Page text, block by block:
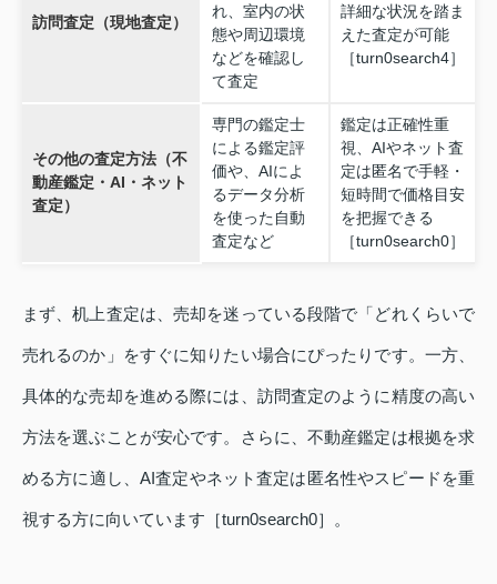
訪問査定（現地査定）
れ、室内の状
態や周辺環境
などを確認し
て査定
詳細な状況を踏ま
えた査定が可能
［turn0search4］
その他の査定方法（不
動産鑑定・AI・ネット
査定）
専門の鑑定士
による鑑定評
価や、AIによ
るデータ分析
を使った自動
査定など
鑑定は正確性重
視、AIやネット査
定は匿名で手軽・
短時間で価格目安
を把握できる
［turn0search0］
まず、机上査定は、売却を迷っている段階で「どれくらいで
売れるのか」をすぐに知りたい場合にぴったりです。一方、
具体的な売却を進める際には、訪問査定のように精度の高い
方法を選ぶことが安心です。さらに、不動産鑑定は根拠を求
める方に適し、AI査定やネット査定は匿名性やスピードを重
視する方に向いています［turn0search0］。